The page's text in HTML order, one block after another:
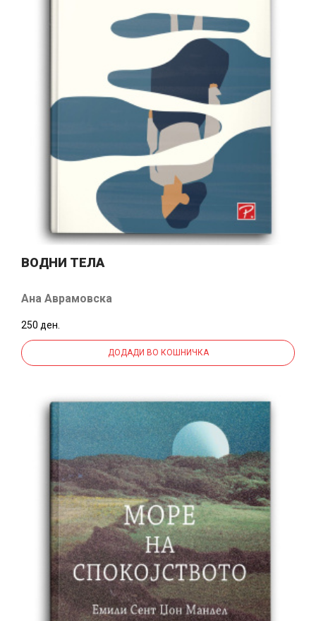
ВОДНИ ТЕЛА
Ана Аврамовска
250 ден.
ДОДАДИ ВО КОШНИЧКА